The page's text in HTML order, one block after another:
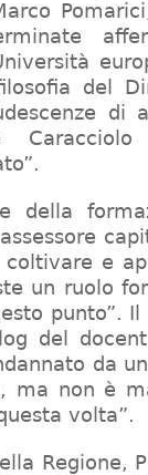
del
di
e della
coltivare e
un ruolo
punto”.
del
da
ma non è
volta”.
Regione,